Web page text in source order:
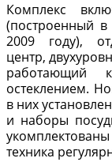
Комплекс
(построенный
2009 году),
центр,
работающий
остеклением.
в них
и наборы
техника